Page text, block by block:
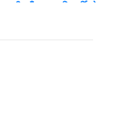
पाँच घन्टापछि फर्कियो